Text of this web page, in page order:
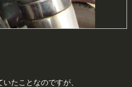
たことなのですが、